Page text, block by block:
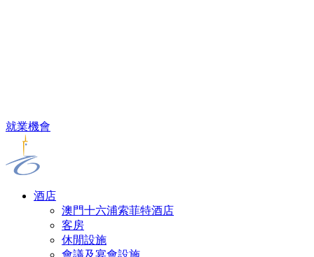
就業機會
酒店
澳門十六浦索菲特酒店
客房
休閒設施
會議及宴會設施